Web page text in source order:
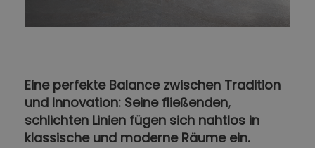
Eine perfekte Balance zwischen Tradition
und Innovation: Seine fließenden,
schlichten Linien fügen sich nahtlos in
klassische und moderne Räume ein.